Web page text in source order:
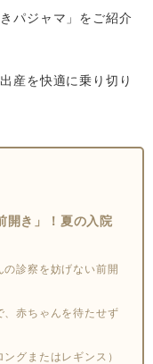
パジャマ」をご紹介
産を快適に乗り切り
開き」！夏の入院
診察を妨げない前開
赤ちゃんを待たせず
グまたはレギンス）